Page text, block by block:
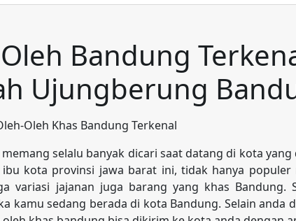
Bandung
Ujungberung
Oleh Khas Bandung Terkenal
selalu banyak dicari saat datang di kota
kota provinsi jawa barat ini, tidak hanya populer
variasi jajanan juga barang yang khas Bandung.
kamu sedang berada di kota Bandung. Selain anda